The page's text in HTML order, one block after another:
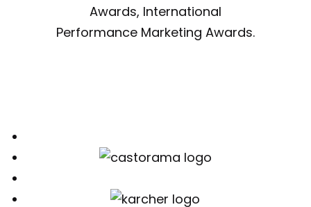
Awards, International
Performance Marketing Awards.